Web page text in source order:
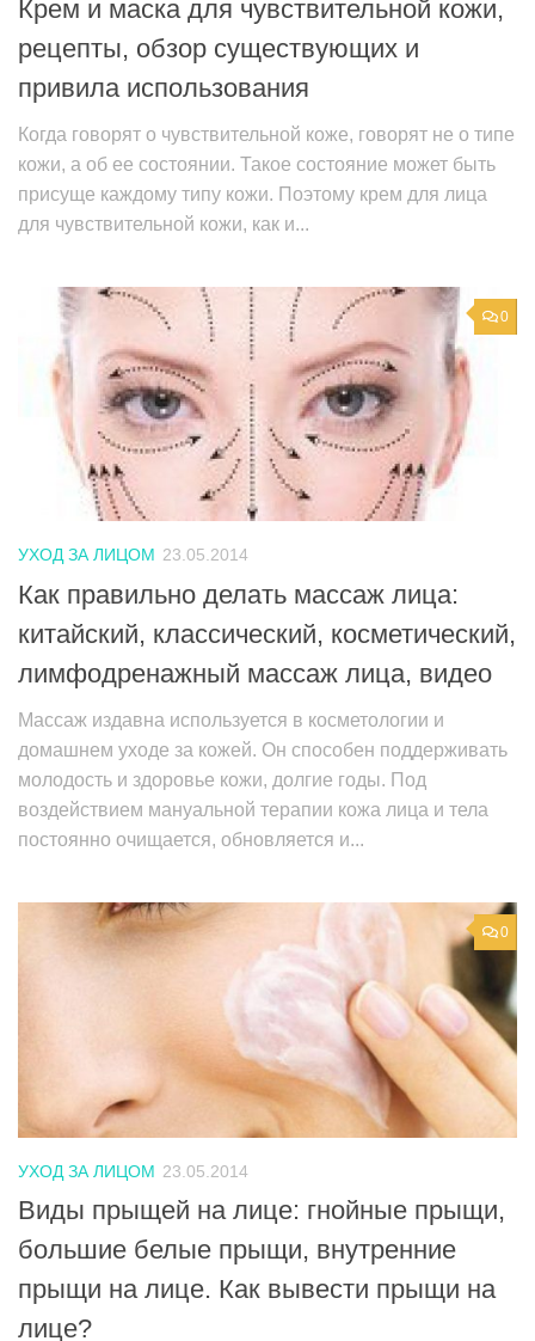
Крем и маска для чувствительной кожи,
рецепты, обзор существующих и
привила использования
Когда говорят о чувствительной коже, говорят не о типе
кожи, а об ее состоянии. Такое состояние может быть
присуще каждому типу кожи. Поэтому крем для лица
для чувствительной кожи, как и...
0
УХОД ЗА ЛИЦОМ 23.05.2014
Как правильно делать массаж лица:
китайский, классический, косметический,
лимфодренажный массаж лица, видео
Массаж издавна используется в косметологии и
домашнем уходе за кожей. Он способен поддерживать
молодость и здоровье кожи, долгие годы. Под
воздействием мануальной терапии кожа лица и тела
постоянно очищается, обновляется и...
0
УХОД ЗА ЛИЦОМ 23.05.2014
Виды прыщей на лице: гнойные прыщи,
большие белые прыщи, внутренние
прыщи на лице. Как вывести прыщи на
лице?